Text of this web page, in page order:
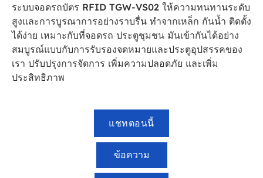
ระบบจอดรถบัตร RFID TGW-VS02 ให้ความทนทานระดับ
สูงและการบูรณาการอย่างราบรื่น ทำจากเหล็ก กันน้ำ ติดตั้ง
ได้ง่าย เหมาะกับที่จอดรถ ประตูชุมชน มันเข้ากันได้อย่าง
สมบูรณ์แบบกับการรับรองจดหมายและประตูอุปสรรคของ
เรา ปรับปรุงการจัดการ เพิ่มความปลอดภัย และเพิ่ม
ประสิทธิภาพ
แชทตอนนี้
ข้อความ